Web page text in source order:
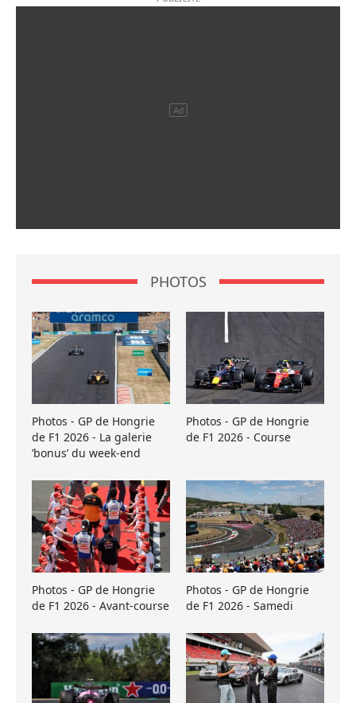
PHOTOS
Photos - GP de Hongrie
de F1 2026 - La galerie
’bonus’ du week-end
Photos - GP de Hongrie
de F1 2026 - Course
Photos - GP de Hongrie
de F1 2026 - Avant-course
Photos - GP de Hongrie
de F1 2026 - Samedi